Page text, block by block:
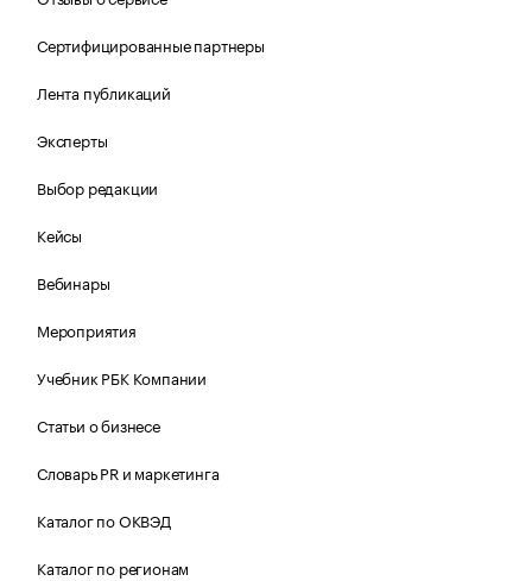
Сертифицированные партнеры
Лента публикаций
Эксперты
Выбор редакции
Кейсы
Вебинары
Мероприятия
Учебник РБК Компании
Статьи о бизнесе
Словарь PR и маркетинга
Каталог по ОКВЭД
Каталог по регионам